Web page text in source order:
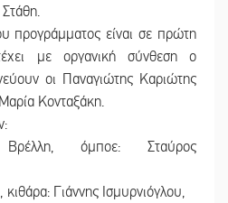
προγράμματος είναι σε πρώτη
με οργανική σύνθεση ο
οι Παναγιώτης Καριώτης
Κονταξάκη.
όμποε: Σταύρος
Γιάννης Ισμυρνιόγλου,